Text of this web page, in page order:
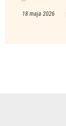
18 maja 2026